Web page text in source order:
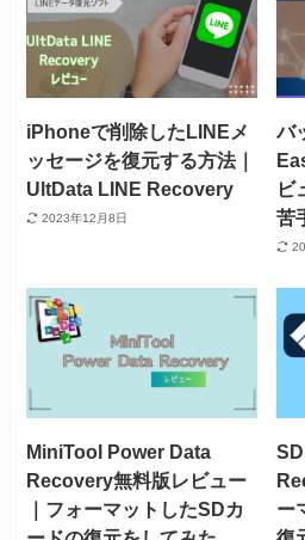
iPhoneで削除したLINEメ
ッセージを復元する方法｜
UltData LINE Recovery
2023年12月8日
バ
ビ
苦
MiniTool Power Data
Recovery無料版レビュー
｜フォーマットしたSDカ
ー